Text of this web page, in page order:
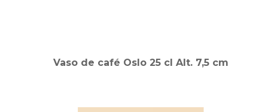
Vaso de café Oslo 25 cl Alt. 7,5 cm